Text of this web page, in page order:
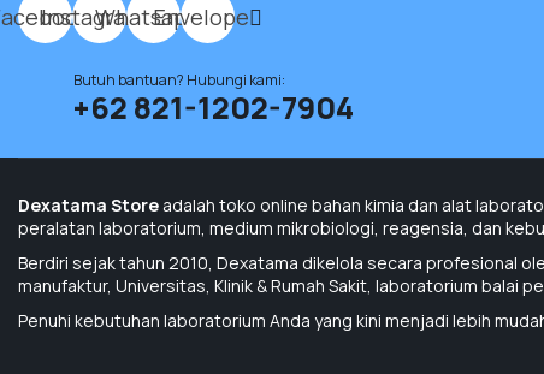
Alat Laboratorium
Tdr48e Rice Sample Dryer Test
InstagramWhatsappEnvelope
Butuh bantuan? Hubungi kami:
+62 821-1202-7904
Dexatama Store adalah toko online bahan kimia dan alat
peralatan laboratorium, medium mikrobiologi, reagensia, dan
Berdiri sejak tahun 2010, Dexatama dikelola secara profesional
manufaktur, Universitas, Klinik & Rumah Sakit, laboratorium balai
Penuhi kebutuhan laboratorium Anda yang kini menjadi lebih